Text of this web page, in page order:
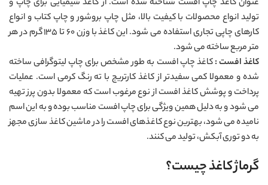
عنوان کاغذ چاپ افست شناخته شده است. از کاغذ شیمیایی برای چاپ و
تولید انواع محصولات با کیفیت بالا، مثل چاپ بروشور و چاپ کتاب و انواع
کارهای چاپی تجاری استفاده می شود. این کاغذ با وزن ۶۰ تا ۱۳۵ گرم در هر
متر مربع ساخته می شود.
کاغذ افست :کاغذ چاپ افست به طور مشخص برای چاپ لیتوگرافی ساخته
شده و معمولا کمی سفیدتر از کاغذ کارتریج با ته رنگ کرمی است. عملیات
پرداخت و پوشش کاغذ افست از نوع مرغوب است که معمولا بدون پرز تهیه
می شود و به دلیل همین ویژگی برای چاپ افست مناسب بوده و به این اسم
نامیده می شود، بهترین نوع کاغذهای افست را در ماشین کاغذ سازی مجهز
به دو توری آبکش، تولید می کنند.
گرماژ کاغذ چیست؟